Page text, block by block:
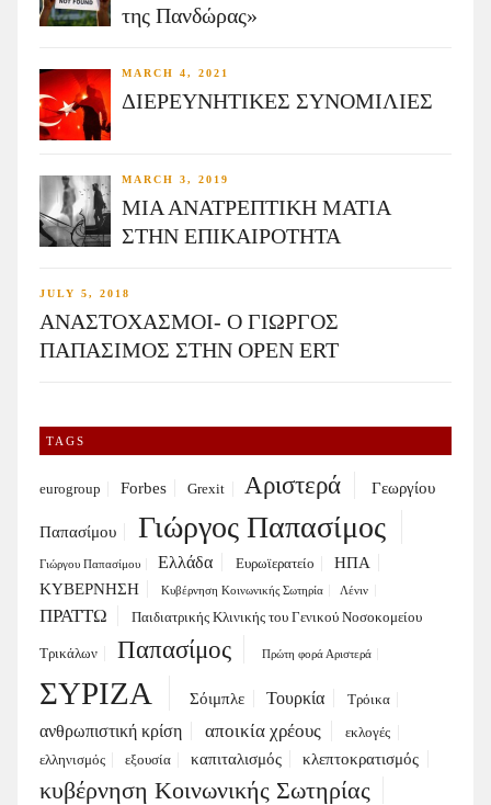
της Πανδώρας»
MARCH 4, 2021
ΔΙΕΡΕΥΝΗΤΙΚΕΣ ΣΥΝΟΜΙΛΙΕΣ
MARCH 3, 2019
ΜΙΑ ΑΝΑΤΡΕΠΤΙΚΗ ΜΑΤΙΑ
ΣΤΗΝ ΕΠΙΚΑΙΡΟΤΗΤΑ
JULY 5, 2018
ΑΝΑΣΤΟΧΑΣΜΟΙ- Ο ΓΙΩΡΓΟΣ
ΠΑΠΑΣΙΜΟΣ ΣΤΗΝ OPEN ERT
TAGS
eurogroup Forbes Grexit Αριστερά Γεωργίου
Παπασίμου Γιώργος Παπασίμος
Γιώργου Παπασίμου Ελλάδα Ευρωϊερατείο
ΗΠΑ
ΚΥΒΕΡΝΗΣΗ
Κυβέρνηση Κοινωνικής Σωτηρία Λένιν
ΠΡΑΤΤΩ Παιδιατρικής Κλινικής του Γενικού Νοσοκομείου
Τρικάλων Παπασίμος Πρώτη φορά Αριστερά
ΣΥΡΙΖΑ Σόιμπλε Τουρκία Τρόικα
ανθρωπιστική κρίση αποικία χρέους
εκλογές
ελληνισμός
εξουσία καπιταλισμός κλεπτοκρατισμός
κυβέρνηση Κοινωνικής Σωτηρίας